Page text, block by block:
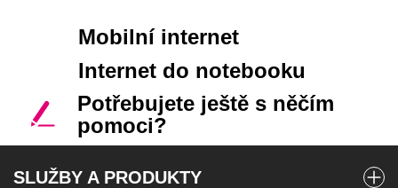
Mobilní internet
Internet do notebooku
Potřebujete ještě s něčím
pomoci?
SLUŽBY A PRODUKTY